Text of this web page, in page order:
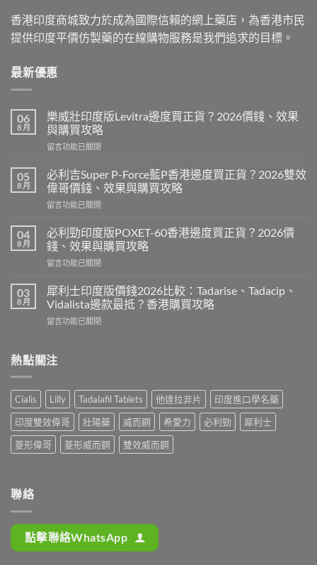
香港印度商城致力於成為國際信賴的網上藥店，為香港市民
提供印度平價仿製藥的在線購物服務是我們追求的目標。
最新優惠
06
8 月
樂威壯印度版Levitra邊度買正貨？2026價錢、效果
與購買攻略
在
威
壯
印
度
Levitra
邊
度
買
貨？
2026
錢、
與
攻
略〉
中
留言功能已關閉
05
8 月
必利吉Super P-Force藍P香港邊度買正貨？2026雙效
偉哥價錢、效果與購買攻略
在
利
吉
Super
P-
藍
P
港
買
2026
雙
效
偉
哥
價
攻
略〉
留言功能已關閉
04
8 月
必利勁印度版POXET-60香港邊度買正貨？2026價
錢、效果與購買攻略
在
利
勁
印
度
60
邊
度
買
正
貨？
2026
購
買
攻
留言功能已關閉
03
8 月
犀利士印度版價錢2026比較：Tadarise、Tadacip、
Vidalista邊款最抵？香港購買攻略
在
士
印
版
價
錢
2026
比
較：
最
抵？
留言功能已關閉
熱點關注
Cialis Lilly Tadalafil Tablets 他達拉非片
印度進口學名藥
印度雙效偉哥
壯陽藥 威而鋼 希愛力 必利勁
犀利士
菱形偉哥
菱形威而鋼 雙效威而鋼
聯絡
點擊聯絡WhatsApp